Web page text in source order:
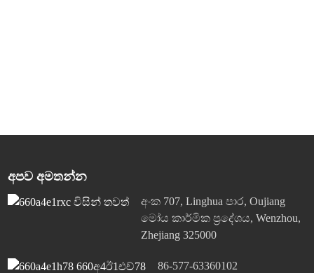
අපව අමතන්න
අංක 707, Linghua පාර, Oujiang
මෝය කාර්මික ප්‍රදේශය, Wenzhou,
Zhejiang 325000
86-577-63360102